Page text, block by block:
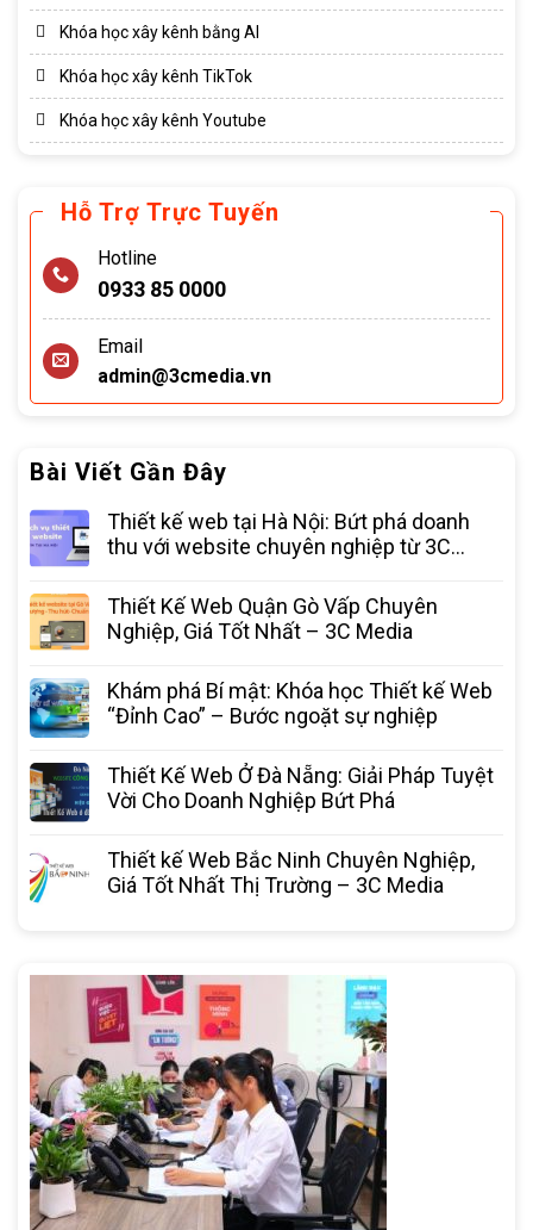
Khóa học xây kênh bằng AI
Khóa học xây kênh TikTok
Khóa học xây kênh Youtube
Hỗ Trợ Trực Tuyến
Hotline
0933 85 0000
Email
admin@3cmedia.vn
Bài Viết Gần Đây
Thiết kế web tại Hà Nội: Bứt phá doanh
thu với website chuyên nghiệp từ 3C
Thiết Kế Web Quận Gò Vấp Chuyên
Nghiệp, Giá Tốt Nhất – 3C Media
Khám phá Bí mật: Khóa học Thiết kế Web
“Đỉnh Cao” – Bước ngoặt sự nghiệp
Thiết Kế Web Ở Đà Nẵng: Giải Pháp Tuyệt
Vời Cho Doanh Nghiệp Bứt Phá
Thiết kế Web Bắc Ninh Chuyên Nghiệp,
Giá Tốt Nhất Thị Trường – 3C Media